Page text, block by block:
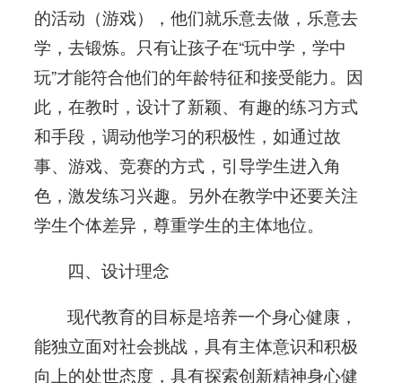
的活动（游戏），他们就乐意去做，乐意去
学，去锻炼。只有让孩子在“玩中学，学中
玩”才能符合他们的年龄特征和接受能力。因
此，在教时，设计了新颖、有趣的练习方式
和手段，调动他学习的积极性，如通过故
事、游戏、竞赛的方式，引导学生进入角
色，激发练习兴趣。另外在教学中还要关注
学生个体差异，尊重学生的主体地位。
四、设计理念
现代教育的目标是培养一个身心健康，
能独立面对社会挑战，具有主体意识和积极
向上的处世态度，具有探索创新精神身心健